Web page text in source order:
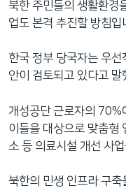
북한 주민들의 생활환경
업도 본격 추진할 방침입
한국 정부 당국자는 우
안이 검토되고 있다고 말
개성공단 근로자의 70%
이들을 대상으로 맞춤형
소 등 의료시설 개선 사
북한의 민생 인프라 구